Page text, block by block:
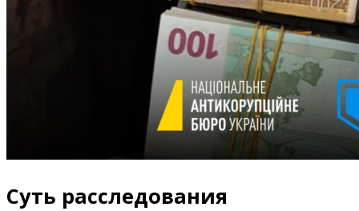
Суть расследования